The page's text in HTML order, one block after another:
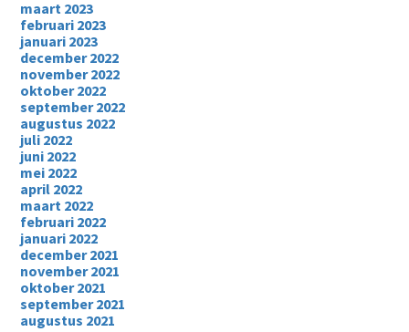
maart 2023
februari 2023
januari 2023
december 2022
november 2022
oktober 2022
september 2022
augustus 2022
juli 2022
juni 2022
mei 2022
april 2022
maart 2022
februari 2022
januari 2022
december 2021
november 2021
oktober 2021
september 2021
augustus 2021